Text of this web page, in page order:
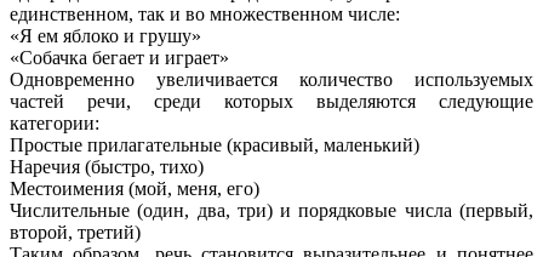
единственном, так и во множественном числе:
«Я ем яблоко и грушу»
«Собачка бегает и играет»
Одновременно увеличивается количество используемых
частей речи, среди которых выделяются следующие
категории:
Простые прилагательные (красивый, маленький)
Наречия (быстро, тихо)
Местоимения (мой, меня, его)
Числительные (один, два, три) и порядковые числа (первый,
второй, третий)